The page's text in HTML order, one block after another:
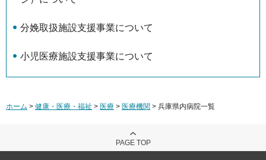
分娩取扱施設支援事業について
小児医療施設支援事業について
ホーム > 健康・医療・福祉 > 医療 > 医療機関 > 兵庫県内病院一覧
PAGE TOP